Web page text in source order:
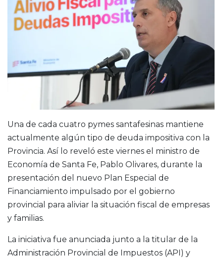
Una de cada cuatro pymes santafesinas mantiene
actualmente algún tipo de deuda impositiva con la
Provincia. Así lo reveló este viernes el ministro de
Economía de Santa Fe, Pablo Olivares, durante la
presentación del nuevo Plan Especial de
Financiamiento impulsado por el gobierno
provincial para aliviar la situación fiscal de empresas
y familias.
La iniciativa fue anunciada junto a la titular de la
Administración Provincial de Impuestos (API) y